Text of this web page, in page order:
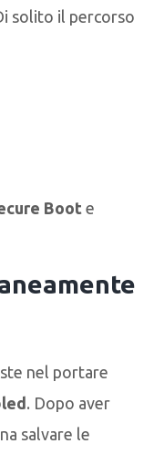
solito il percorso
Boot e
nel portare
. Dopo aver
salvare le